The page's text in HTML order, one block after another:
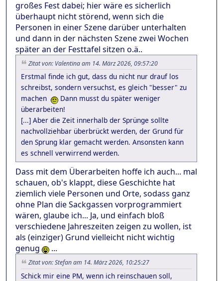
großes Fest dabei; hier wäre es sicherlich
überhaupt nicht störend, wenn sich die
Personen in einer Szene darüber unterhalten
und dann in der nächsten Szene zwei Wochen
später an der Festtafel sitzen o.ä..
Zitat von: Valentina am 14. März 2026, 09:57:20
Erstmal finde ich gut, dass du nicht nur drauf los
schreibst, sondern versuchst, es gleich "besser" zu
machen
Dann musst du später weniger
überarbeiten!
[...] Aber die Zeit innerhalb der Sprünge sollte
nachvollziehbar überbrückt werden, der Grund für
den Sprung klar gemacht werden. Ansonsten kann
es schnell verwirrend werden.
Dass mit dem Überarbeiten hoffe ich auch... mal
schauen, ob's klappt, diese Geschichte hat
ziemlich viele Personen und Orte, sodass ganz
ohne Plan die Sackgassen vorprogrammiert
wären, glaube ich... Ja, und einfach bloß
verschiedene Jahreszeiten zeigen zu wollen, ist
als (einziger) Grund vielleicht nicht wichtig
genug
...
Zitat von: Stefan am 14. März 2026, 10:25:27
Schick mir eine PM, wenn ich reinschauen soll,